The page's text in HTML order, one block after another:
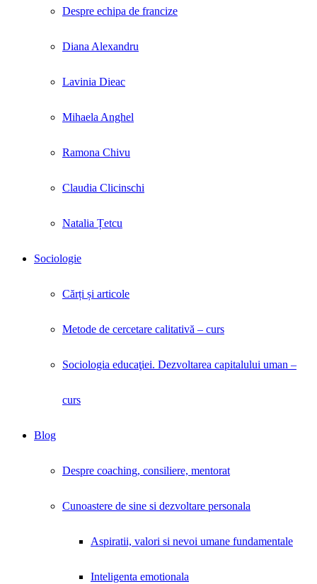
Despre echipa de francize
Diana Alexandru
Lavinia Dieac
Mihaela Anghel
Ramona Chivu
Claudia Clicinschi
Natalia Țetcu
Sociologie
Cărți și articole
Metode de cercetare calitativă – curs
Sociologia educaţiei. Dezvoltarea capitalului uman –
curs
Blog
Despre coaching, consiliere, mentorat
Cunoastere de sine si dezvoltare personala
Aspiratii, valori si nevoi umane fundamentale
Inteligenta emotionala